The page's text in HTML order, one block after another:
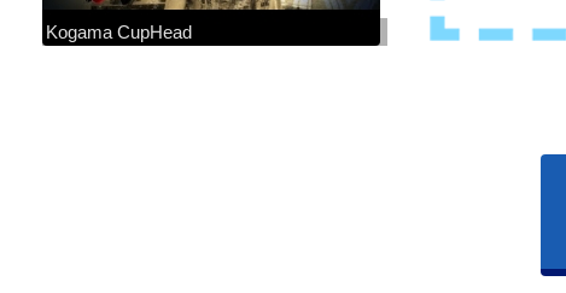
Kogama CupHead